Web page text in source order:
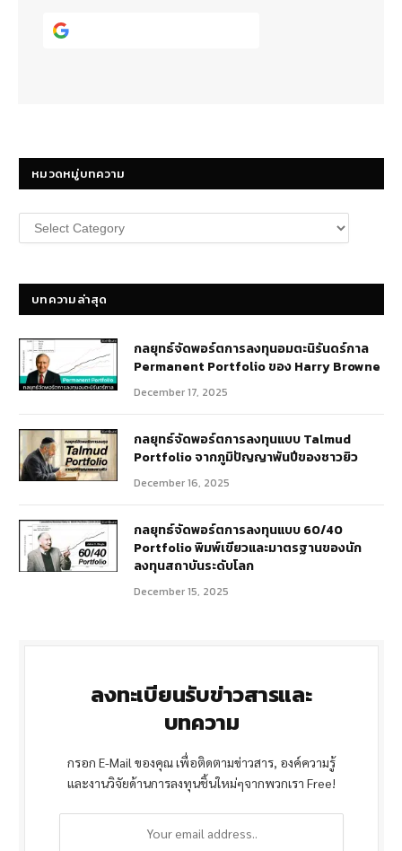
หมวดหมู่บทความ
หมวด
หมู่
บทความล่าสุด
กลยุทธ์​จัดพอร์ตการลงทุนอมตะนิรันดร์กาล
Permanent Portfolio ของ Harry Browne
December 17, 2025
กลยุทธ์จัดพอร์ตการลงทุนแบบ Talmud
Portfolio จากภูมิปัญญาพันปีของชาวยิว
December 16, 2025
กลยุทธ์จัดพอร์ตการลงทุนแบบ 60/40
Portfolio พิมพ์เขียวและมาตรฐานของนัก
ลงทุนสถาบันระดับโลก
December 15, 2025
ลงทะเบียนรับข่าวสารและ
บทความ
กรอก E-Mail ของคุณ เพื่อติดตามข่าวสาร, องค์ความรู้
และงานวิจัยด้านการลงทุนชิ้นใหม่ๆจากพวกเรา Free!